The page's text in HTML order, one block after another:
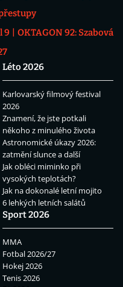
9
OKTAGON 92: Szabová
Léto 2026
Karlovarský filmový festival
2026
Znamení, že jste potkali
někoho z minulého života
Astronomické úkazy 2026:
zatmění slunce a další
Jak obléci miminko při
vysokých teplotách?
Jak na dokonalé letní mojito
6 lehkých letních salátů
Sport 2026
MMA
Fotbal 2026/27
Hokej 2026
Tenis 2026